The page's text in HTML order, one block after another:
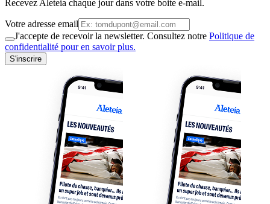
Recevez Aleteia chaque jour dans votre boite e-mail.
Votre adresse email
J'accepte de recevoir la newsletter. Consultez notre Politique de
confidentialité pour en savoir plus.
S'inscrire